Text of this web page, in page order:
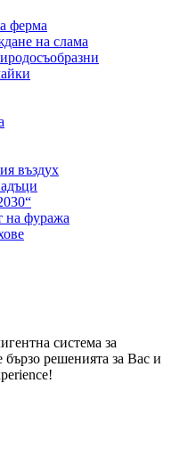
ферма
на слама
въздух
на фуража
система за
бързо решенията за Вас и